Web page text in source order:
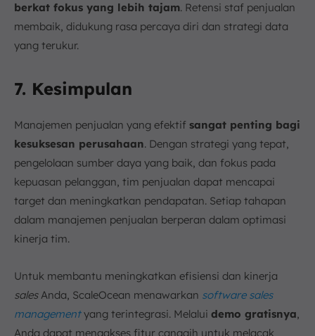
berkat fokus yang lebih tajam. Retensi staf penjualan
membaik, didukung rasa percaya diri dan strategi data
yang terukur.
7. Kesimpulan
Manajemen penjualan yang efektif sangat penting bagi
kesuksesan perusahaan. Dengan strategi yang tepat,
pengelolaan sumber daya yang baik, dan fokus pada
kepuasan pelanggan, tim penjualan dapat mencapai
target dan meningkatkan pendapatan. Setiap tahapan
dalam manajemen penjualan berperan dalam optimasi
kinerja tim.
Untuk membantu meningkatkan efisiensi dan kinerja
salesAnda, ScaleOcean menawarkan software sales
managementyang terintegrasi. Melalui demo gratisnya,
Anda dapat mengakses fitur canggih untuk melacak